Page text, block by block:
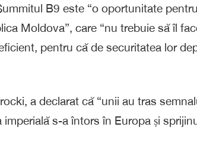
B9 este “o oportunitate
Moldova”, care “nu trebuie să îl
pentru că de securitatea lor
a declarat că “unii au tras
s-a întors în Europa și